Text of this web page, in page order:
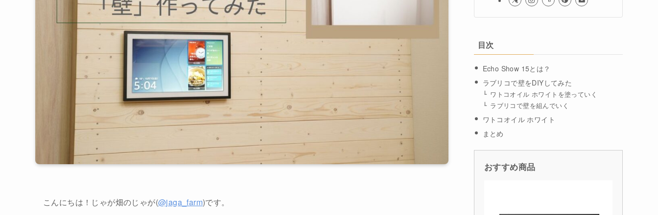
こんにちは！じゃが畑のじゃが(@jaga_farm)です。
目次
Echo Show 15とは？
ラブリコで壁をDIYしてみた
ワトコオイル ホワイトを塗っていく
ラブリコで壁を組んでいく
ワトコオイル ホワイト
まとめ
おすすめ商品